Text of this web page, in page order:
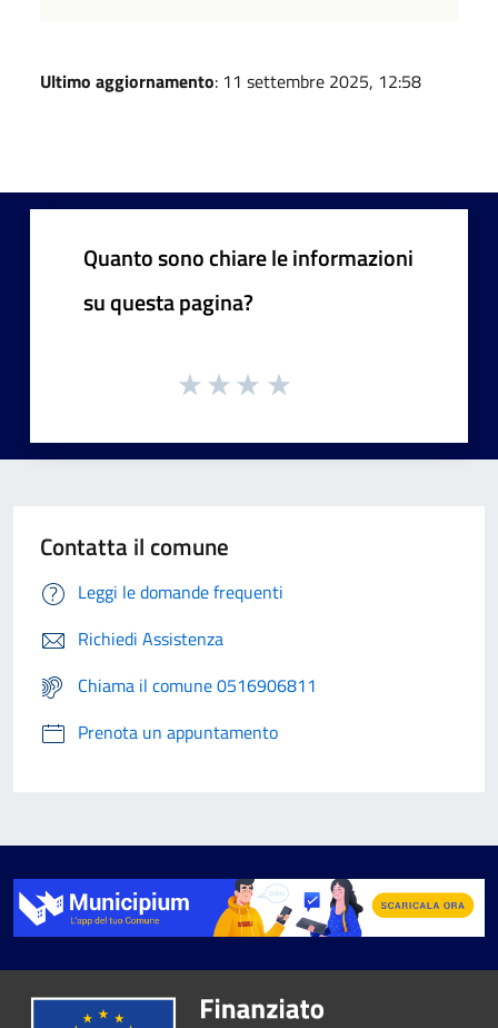
Ultimo aggiornamento: 11 settembre 2025, 12:58
Quanto sono chiare le informazioni
su questa pagina?
Contatta il comune
Leggi le domande frequenti
Richiedi Assistenza
Chiama il comune 0516906811
Prenota un appuntamento